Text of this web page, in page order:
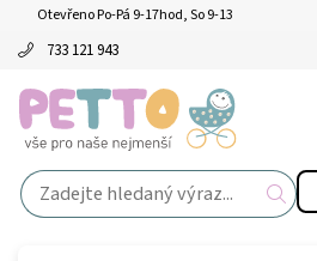
Otevřeno Po-Pá 9-17hod, So 9-13
733 121 943